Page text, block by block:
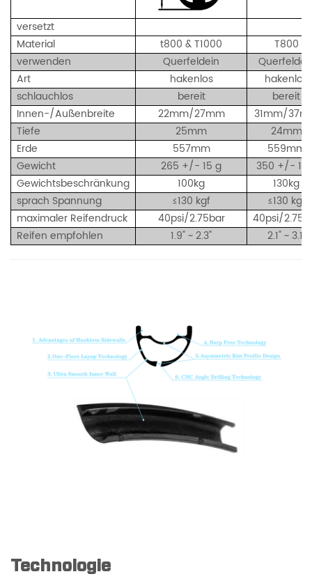
versetzt
Material
t800 & T1000
T800
verwenden
Querfeldein
Art
hakenlos
hakenlos
schlauchlos
bereit
bereit
Innen-/Außenbreite
22mm/27mm
31mm/
Tiefe
25mm
24mm
Erde
557mm
559mm
Gewicht
265 +/- 15 g
350 +/- 15
Gewichtsbeschränkung
100kg
130kg
sprach Spannung
≤130 kgf ≤130 kgf
maximaler Reifendruck
40psi/2.75bar
40psi/
Reifen empfohlen
1.9" ~ 2.3" 2.1" ~ 3.1"
Technologie